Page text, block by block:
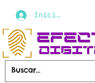
Iniciar sesión